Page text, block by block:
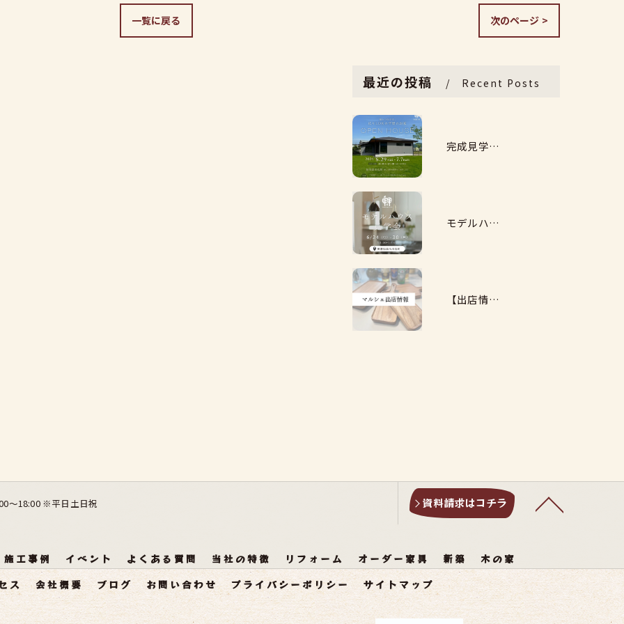
一覧に戻る 次のページ >
最近の投稿 Recent Posts
完成見学会開催@加茂郡川辺町(6/29㈯～7/7㈰）
モデルハウス見学会（6/24㈪～30㈰）
【出店情報】可美マルシェ(6/16㈰）
～18:00 ※平日土日祝 資料請求はコチラ
施工事例 イベント よくある質問 当社の特徴 リフォーム オーダー家具 新築
木の家
ス 会社概要 ブログ お問い合わせ プライバシーポリシー サイトマップ